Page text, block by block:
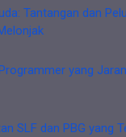
Tantangan dan
yang
SLF dan PBG yang